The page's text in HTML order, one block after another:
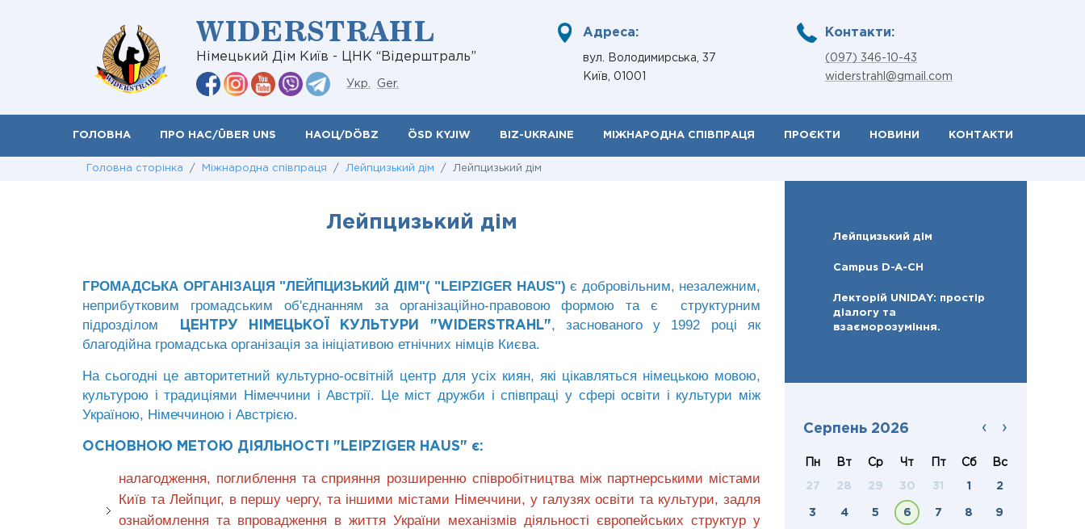
WIDERSTRAHL
Німецький Дім Київ - ЦНК “Відерштраль”
Укр. Ger.
Адреса:
вул. Володимирська, 37
Київ, 01001
Контакти:
(097) 346-10-43
widerstrahl@gmail.com
ГОЛОВНА ПРО НАС/ÜBER UNS НАОЦ/DÖBZ ÖSD KYJIW BIZ-UKRAINE МІЖНАРОДНА СПІВПРАЦЯ ПРОЄКТИ НОВИНИ КОНТАКТИ
Головна сторінка / Міжнародна співпраця / Лейпцизький дім / Лейпцизький дім
Лейпцизький дім
Campus D-A-CH
Лекторій UNIDAY: простір
діалогу та
взаєморозуміння.
›
‹
Серпень 2026
Пн Вт Ср Чт Пт Сб Вс
27 28 29 30 31 1 2
3 4 5 6 7 8 9
Лейпцизький дім
ГРОМАДСЬКА ОРГАНІЗАЦІЯ "ЛЕЙПЦИЗЬКИЙ ДІМ"( "LEIPZIGER HAUS") є добровільним, незалежним,
неприбутковим громадським об'єднанням за організаційно-правовою формою та є структурним
підрозділом
ЦЕНТРУ НІМЕЦЬКОЇ КУЛЬТУРИ "WIDERSTRAHL", заснованого у 1992 році як
благодійна громадська організація за ініціативою етнічних німців Києва.
На сьогодні це авторитетний культурно-освітній центр для усіх киян, які цікавляться німецькою мовою,
культурою і традиціями Німеччини і Австрії. Це міст дружби і співпраці у сфері освіти і культури між
Україною, Німеччиною і Австрією.
ОСНОВНОЮ МЕТОЮ ДІЯЛЬНОСТІ "LEIPZIGER HAUS" є:
налагодження, поглиблення та сприяння розширенню співробітництва між партнерськими містами
Київ та Лейпциг, в першу чергу, та іншими містами Німеччини, у галузях освіти та культури, задля
ознайомлення та впровадження в життя України механізмів діяльності європейських структур у